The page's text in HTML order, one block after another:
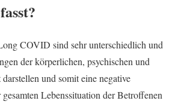
COVID sind sehr unterschiedlich und
der körperlichen, psychischen und
und somit eine negative
Lebenssituation der Betroffenen